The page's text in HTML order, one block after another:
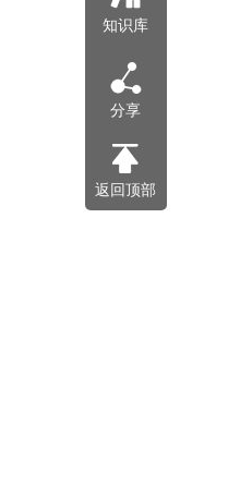
知识库
分享
返回顶部